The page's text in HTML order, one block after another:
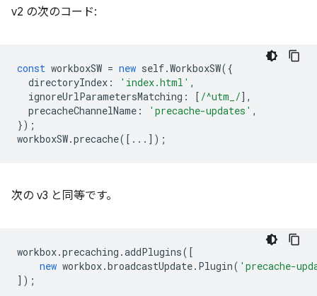
v2 の次のコード:
const workboxSW = new self.WorkboxSW({
directoryIndex : 'index.html' ,
ignoreUrlParametersMatching : [ /^utm_/],
precacheChannelName : 'precache-updates' ,
});
workboxSW.precache([...]);
次の v3 と同等です。
workbox.precaching .addPlugins([
new workbox.broadcastUpdate. Plugin( 'precache-
]);